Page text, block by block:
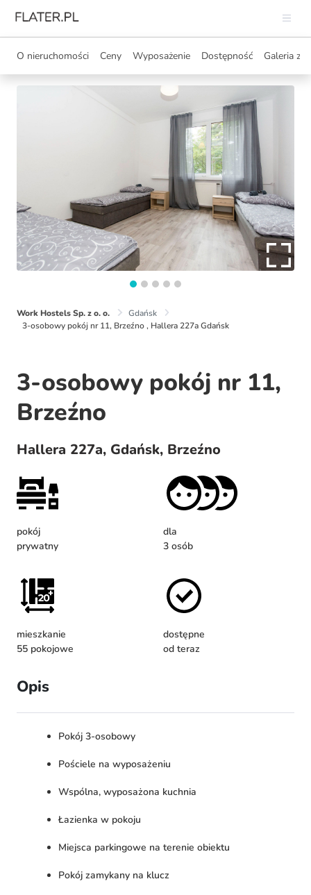
O nieruchomości Ceny Wyposażenie Dostępność Galeria
Work Hostels Sp. z o. o.
Gdańsk
3-osobowy pokój nr 11, Brzeźno , Hallera 227a Gdańsk
3-osobowy pokój nr 11,
Brzeźno
Hallera 227a, Gdańsk, Brzeźno
pokój
prywatny
dla
3 osób
mieszkanie
55 pokojowe
dostępne
od teraz
Opis
Pokój 3-osobowy
Pościele na wyposażeniu
Wspólna, wyposażona kuchnia
Łazienka w pokoju
Miejsca parkingowe na terenie obiektu
Pokój zamykany na klucz